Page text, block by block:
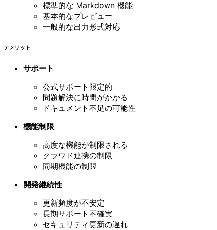
標準的な Markdown 機能
基本的なプレビュー
一般的な出力形式対応
デメリット
サポート
公式サポート限定的
問題解決に時間がかかる
ドキュメント不足の可能性
機能制限
高度な機能が制限される
クラウド連携の制限
同期機能の制限
開発継続性
更新頻度が不安定
長期サポート不確実
セキュリティ更新の遅れ